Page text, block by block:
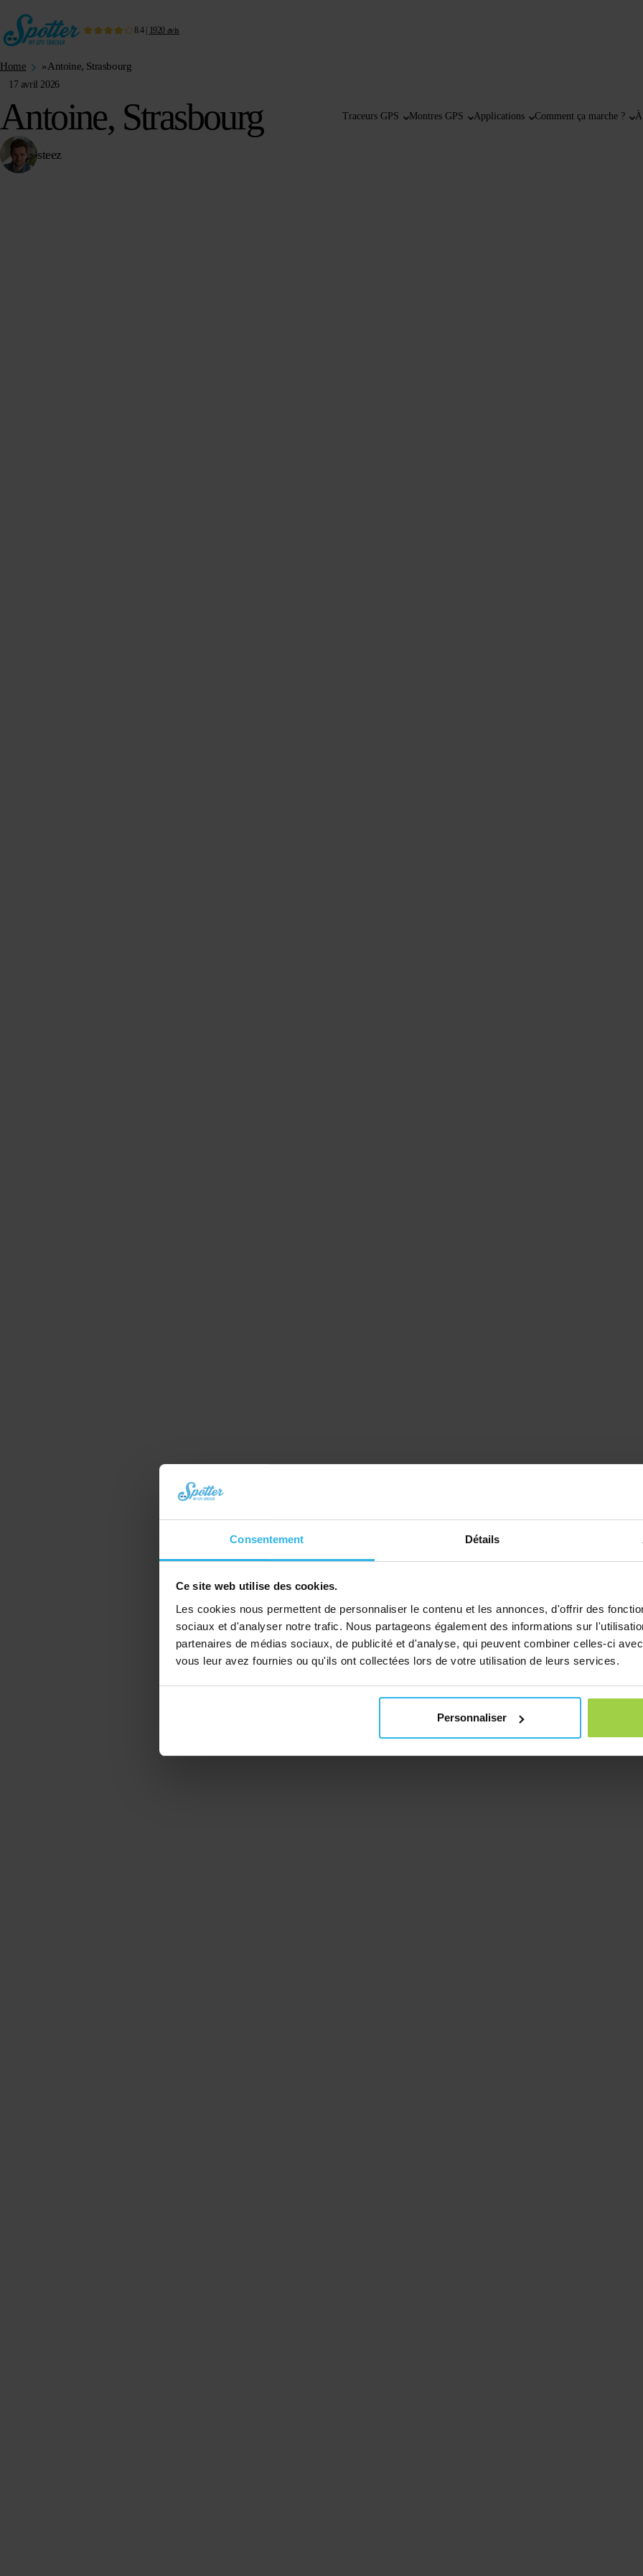
Consentement Détails
Ce site web utilise des cookies.
Les cookies nous permettent de personnaliser le contenu et les annonces, d'offrir des
sociaux et d'analyser notre trafic. Nous partageons également des informations sur
partenaires de médias sociaux, de publicité et d'analyse, qui peuvent combiner celles-ci
vous leur avez fournies ou qu'ils ont collectées lors de votre utilisation de leurs services.
Personnaliser
8.4| 1920 avis
Traceurs GPS Montres GPS Applications Comment ça marche ? À
Home »Antoine, Strasbourg
17 avril 2026
Antoine, Strasbourg
steez